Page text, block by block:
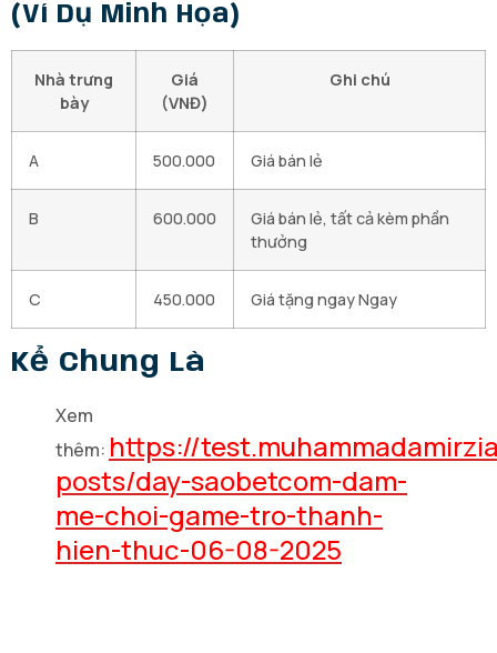
(Ví Dụ Minh Họa)
Nhà trưng
bày
Giá
(VNĐ)
Ghi chú
A 500.000 Giá bán lẻ
B 600.000
Giá bán lẻ, tất cả kèm phần
thưởng
C 450.000 Giá tặng ngay Ngay
Kể Chung Là
Xem
thêm: https://
posts/day-saobetcom-dam-
me-choi-game-tro-thanh-
hien-thuc-06-08-2025